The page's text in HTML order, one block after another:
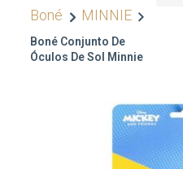
Boné MINNIE
Boné Conjunto De
Óculos De Sol Minnie